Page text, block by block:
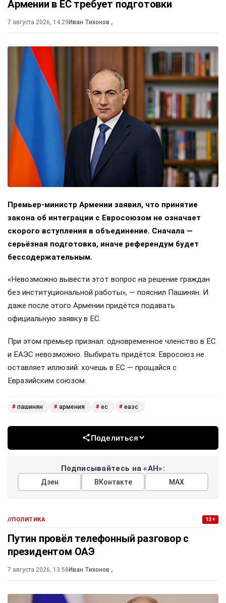
Армении в ЕС требует подготовки
7 августа 2026, 14:29 Иван Тихонов ,
Премьер-министр Армении заявил, что принятие
закона об интеграции с Евросоюзом не означает
скорого вступления в объединение. Сначала —
серьёзная подготовка, иначе референдум будет
бессодержательным.
«Невозможно вывести этот вопрос на решение граждан
без институциональной работы», — пояснил Пашинян. И
даже после этого Армении придётся подавать
официальную заявку в ЕС.
При этом премьер признал: одновременное членство в ЕС
и ЕАЭС невозможно. Выбирать придётся. Евросоюз не
оставляет иллюзий: хочешь в ЕС — прощайся с
Евразийским союзом.
# пашинян # армения # ес # еаэс
Поделиться
Подписывайтесь на «АН»:
Дзен ВКонтакте МАХ
//ПОЛИТИКА 13+
Путин провёл телефонный разговор с
президентом ОАЭ
7 августа 2026, 13:58Иван Тихонов ,